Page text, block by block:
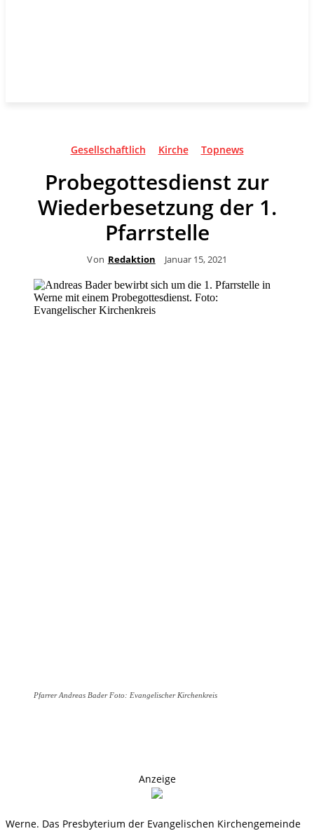
Gesellschaftlich Kirche Topnews
Probegottesdienst zur
Wiederbesetzung der 1.
Pfarrstelle
Von Redaktion Januar 15, 2021
Pfarrer Andreas Bader Foto: Evangelischer Kirchenkreis
Anzeige
Werne. Das Presbyterium der Evangelischen Kirchengemeinde